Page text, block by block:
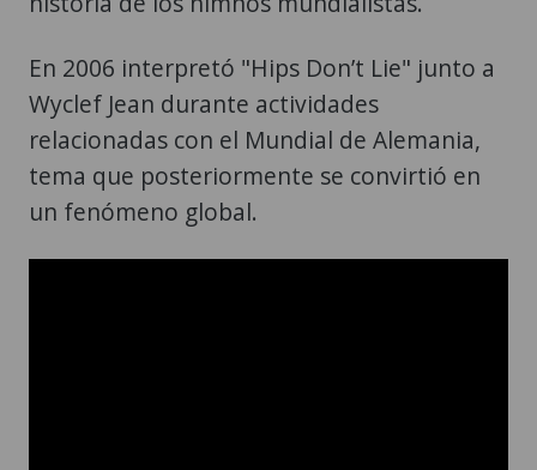
En 2006 interpretó "Hips Don’t Lie" junto a
Wyclef Jean durante actividades
relacionadas con el Mundial de Alemania,
tema que posteriormente se convirtió en
un fenómeno global.